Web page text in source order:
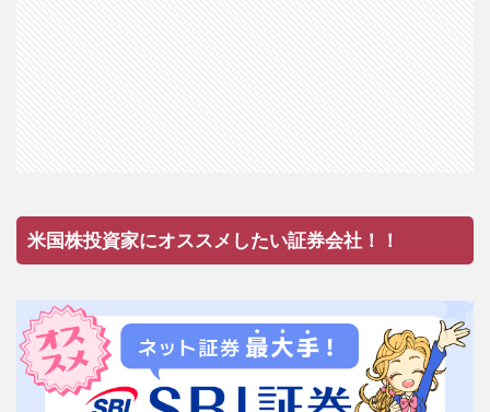
米国株投資家にオススメしたい証券会社！！